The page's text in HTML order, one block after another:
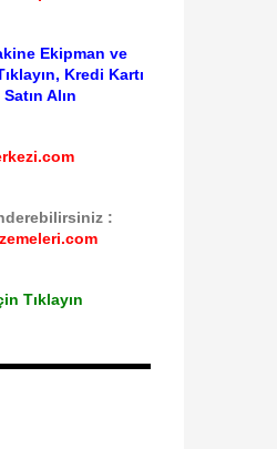
Ekipman ve
Kredi Kartı
Alın
:
Tıklayın